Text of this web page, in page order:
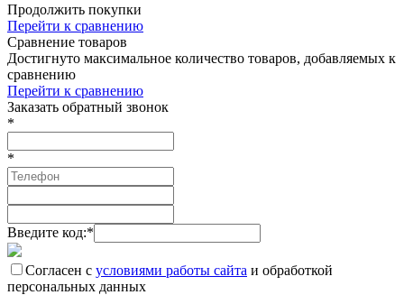
Продолжить покупки
Перейти к сравнению
Сравнение товаров
Достигнуто максимальное количество товаров, добавляемых к
сравнению
Перейти к сравнению
Заказать обратный звонок
*
*
Введите код:*
Согласен с условиями работы сайта и обработкой
персональных данных